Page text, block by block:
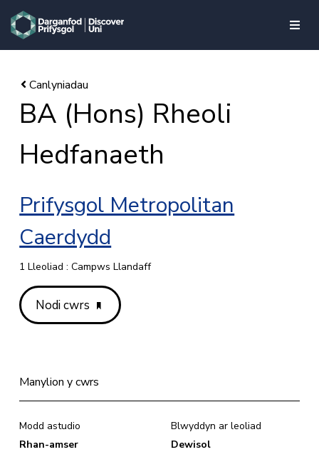
skip to main content
BA (Hons) Rheoli
Hedfanaeth
Prifysgol Metropolitan
Caerdydd
1 Lleoliad : Campws Llandaff
Nodi cwrs
Manylion y cwrs
Modd astudio
Rhan-amser
Blwyddyn ar leoliad
Dewisol